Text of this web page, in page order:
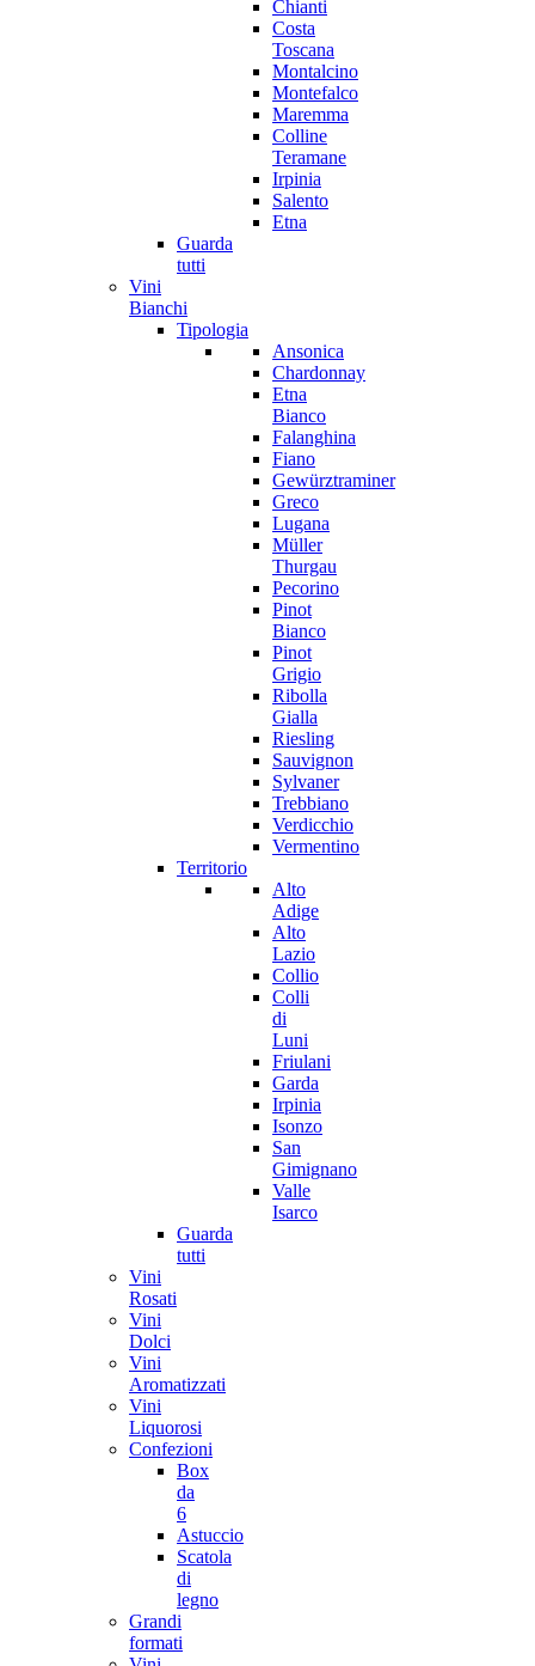
Chianti
Costa
Toscana
Montalcino
Montefalco
Maremma
Colline
Teramane
Irpinia
Salento
Etna
Guarda
tutti
Vini
Bianchi
Tipologia
Ansonica
Chardonnay
Etna
Bianco
Falanghina
Fiano
Gewürztraminer
Greco
Lugana
Müller
Thurgau
Pecorino
Pinot
Bianco
Pinot
Grigio
Ribolla
Gialla
Riesling
Sauvignon
Sylvaner
Trebbiano
Verdicchio
Vermentino
Territorio
Alto
Adige
Alto
Lazio
Collio
Colli
di
Luni
Friulani
Garda
Irpinia
Isonzo
San
Gimignano
Valle
Isarco
Guarda
tutti
Vini
Rosati
Vini
Dolci
Vini
Aromatizzati
Vini
Liquorosi
Confezioni
Box
da
6
Astuccio
Scatola
di
legno
Grandi
formati